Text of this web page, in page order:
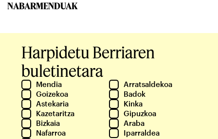
NABARMENDUAK
Harpidetu Berriaren
buletinetara
Mendia
Arratsaldekoa
Goizekoa
Badok
Astekaria
Kinka
Kazetaritza
Gipuzkoa
Bizkaia
Araba
Nafarroa
Iparraldea